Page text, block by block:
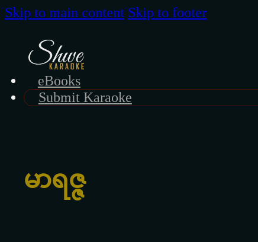
Skip to main content Skip to footer
eBooks
Submit Karaoke
မာရဇ္ဇ